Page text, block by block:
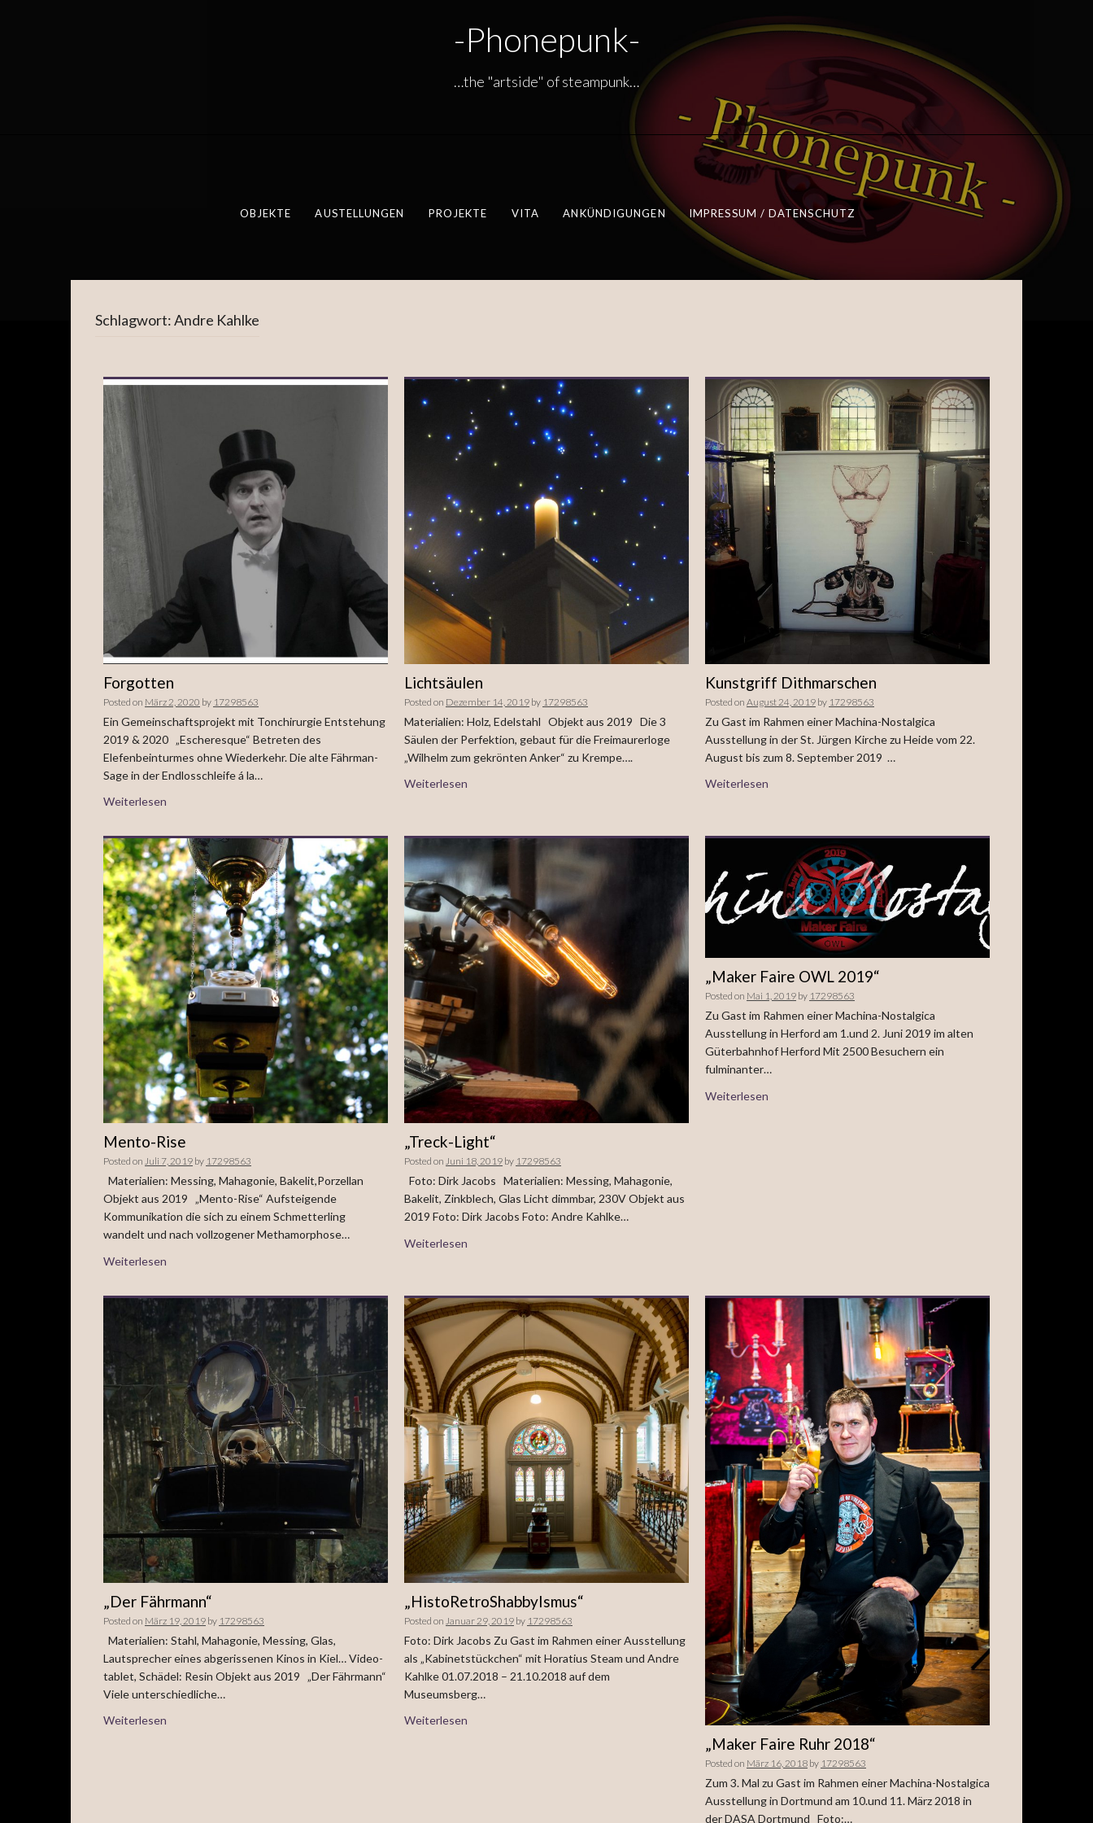
-Phonepunk-
…the "artside" of steampunk…
OBJEKTE AUSTELLUNGEN PROJEKTE VITA ANKÜNDIGUNGEN IMPRESSUM / DATENSCHUTZ
Schlagwort:Andre Kahlke
Forgotten
Posted on März 2, 2020 by 17298563
Ein Gemeinschaftsprojekt mit Tonchirurgie Entstehung
2019 & 2020 „Escheresque“ Betreten des
Elefenbeinturmes ohne Wiederkehr. Die alte Fährman-
Sage in der Endlosschleife á la…
Weiterlesen
Lichtsäulen
Posted on Dezember 14, 2019 by 17298563
Materialien: Holz, Edelstahl Objekt aus 2019 Die 3
Säulen der Perfektion, gebaut für die Freimaurerloge
„Wilhelm zum gekrönten Anker“ zu Krempe….
Weiterlesen
Kunstgriff Dithmarschen
Posted on August 24, 2019 by 17298563
Zu Gast im Rahmen einer Machina-Nostalgica
Ausstellung in der St. Jürgen Kirche zu Heide vom 22.
August bis zum 8. September 2019 …
Weiterlesen
Mento-Rise
Posted on Juli 7, 2019 by 17298563
Materialien: Messing, Mahagonie, Bakelit,Porzellan
Objekt aus 2019 „Mento-Rise“ Aufsteigende
Kommunikation die sich zu einem Schmetterling
wandelt und nach vollzogener Methamorphose…
Weiterlesen
„Treck-Light“
Posted on Juni 18, 2019 by 17298563
Foto: Dirk Jacobs Materialien: Messing, Mahagonie,
Bakelit, Zinkblech, Glas Licht dimmbar, 230V Objekt aus
2019 Foto: Dirk Jacobs Foto: Andre Kahlke…
Weiterlesen
„Maker Faire OWL 2019“
Posted on Mai 1, 2019 by 17298563
Zu Gast im Rahmen einer Machina-Nostalgica
Ausstellung in Herford am 1.und 2. Juni 2019 im alten
Güterbahnhof Herford Mit 2500 Besuchern ein
fulminanter…
Weiterlesen
„Der Fährmann“
Posted on März 19, 2019 by 17298563
Materialien: Stahl, Mahagonie, Messing, Glas,
Lautsprecher eines abgerissenen Kinos in Kiel… Video-
tablet, Schädel: Resin Objekt aus 2019 „Der Fährmann“
Viele unterschiedliche…
Weiterlesen
„HistoRetroShabbyIsmus“
Posted on Januar 29, 2019 by 17298563
Foto: Dirk Jacobs Zu Gast im Rahmen einer Ausstellung
als „Kabinetstückchen“ mit Horatius Steam und Andre
Kahlke 01.07.2018 – 21.10.2018 auf dem
Museumsberg…
Weiterlesen
„Maker Faire Ruhr 2018“
Posted on März 16, 2018 by 17298563
Zum 3. Mal zu Gast im Rahmen einer Machina-Nostalgica
Ausstellung in Dortmund am 10.und 11. März 2018 in
der DASA Dortmund Foto:…